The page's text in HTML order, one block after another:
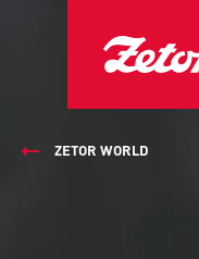
ZETOR WORLD